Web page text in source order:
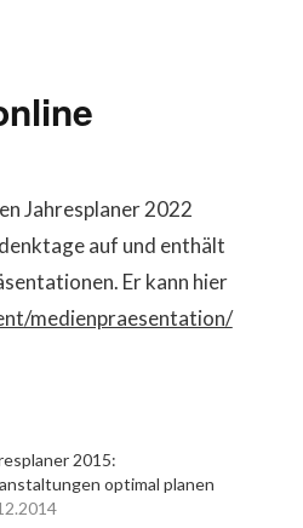
Jahresplaner 2022
auf und enthält
Er kann hier
medienpraesentation/
2015:
optimal planen